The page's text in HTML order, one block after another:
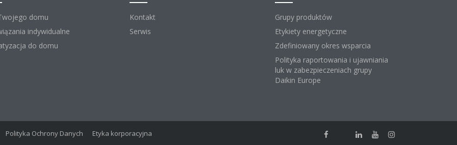
domu
indywidualne
do domu
Kontakt
Serwis
Grupy produktów
Etykiety energetyczne
Zdefiniowany okres wsparcia
Polityka raportowania i ujawniania
luk w zabezpieczeniach grupy
Daikin Europe
Polityka Ochrony Danych
Etyka korporacyjna